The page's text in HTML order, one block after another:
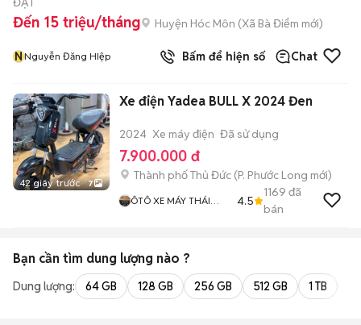
Đến 15 triệu/tháng Huyện Hóc Môn (Xã Bà Điểm mới)
NNguyễn Đăng HIệp Bấm để hiện số Chat
42 giây trước 7
Xe điện Yadea BULL X 2024 Đen
2024 Xe máy điện Đã sử dụng
7.900.000 đ
Thành phố Thủ Đức (P. Phước Long mới)
ÔTÔ XE MÁY THÁI
4.5
1169 đã
bán
Bạn cần tìm dung lượng nào ?
Dung lượng: 64 GB 128 GB 256 GB 512 GB 1 TB